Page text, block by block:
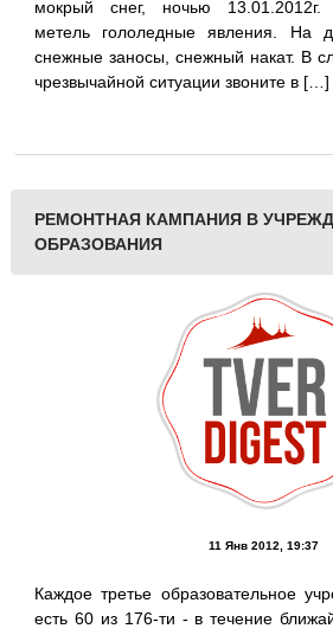
мокрый снег, ночью 13.01.2012г.
метель гололедные явления. На
снежные заносы, снежный накат. В
чрезвычайной ситуации звоните в […]
РЕМОНТНАЯ КАМПАНИЯ В
ОБРАЗОВАНИЯ
11 Янв 2012, 19:37
Каждое третье образовательное
есть 60 из 176-ти - в течение